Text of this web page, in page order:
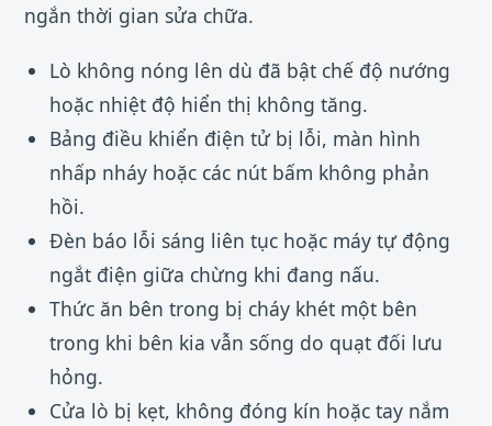
ngắn thời gian sửa chữa.
Lò không nóng lên dù đã bật chế độ nướng
hoặc nhiệt độ hiển thị không tăng.
Bảng điều khiển điện tử bị lỗi, màn hình
nhấp nháy hoặc các nút bấm không phản
hồi.
Đèn báo lỗi sáng liên tục hoặc máy tự động
ngắt điện giữa chừng khi đang nấu.
Thức ăn bên trong bị cháy khét một bên
trong khi bên kia vẫn sống do quạt đối lưu
hỏng.
Cửa lò bị kẹt, không đóng kín hoặc tay nắm